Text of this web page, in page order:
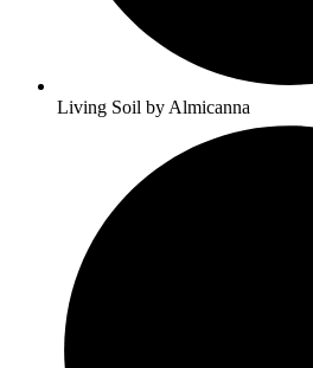
Living Soil by Almicanna